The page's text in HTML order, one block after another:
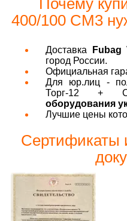
Почему
400/100 CM3
Доставка Fubag
город России.
Официальная
Для юр.лиц -
Торг-12 +
оборудования
Лучшие цены
Сертификаты